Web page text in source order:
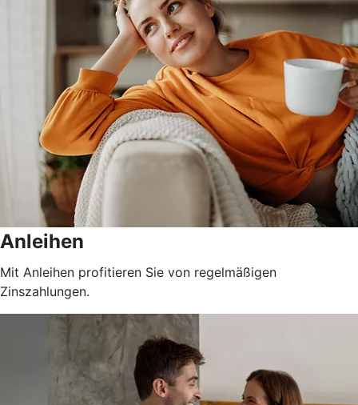
Anleihen
Mit Anleihen profitieren Sie von regelmäßigen
Zinszahlungen.